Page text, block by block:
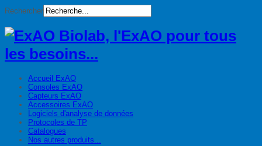
Rechercher
Accueil ExAO
Consoles ExAO
Capteurs ExAO
Accessoires ExAO
Logiciels d'analyse de données
Protocoles de TP
Catalogues
Nos autres produits...